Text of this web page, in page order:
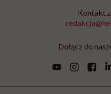
Kontakt
Dołącz do